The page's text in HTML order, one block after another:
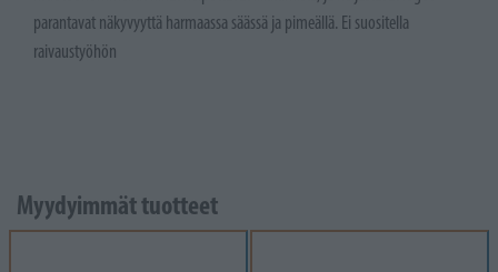
parantavat näkyvyyttä harmaassa säässä ja pimeällä. Ei suositella
raivaustyöhön
Myydyimmät tuotteet